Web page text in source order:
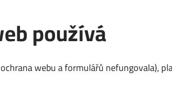
používá
webu a formulářů nefungovala),